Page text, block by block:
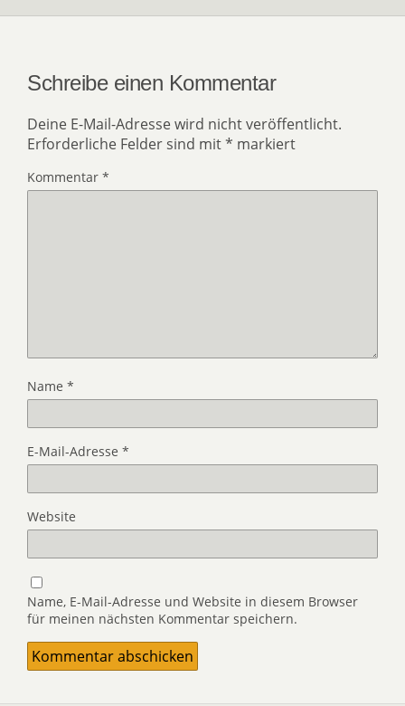
Schreibe einen Kommentar
Deine E-Mail-Adresse wird nicht veröffentlicht.
Erforderliche Felder sind mit* markiert
Kommentar *
Name *
E-Mail-Adresse *
Website
Name, E-Mail-Adresse und Website in diesem Browser
für meinen nächsten Kommentar speichern.